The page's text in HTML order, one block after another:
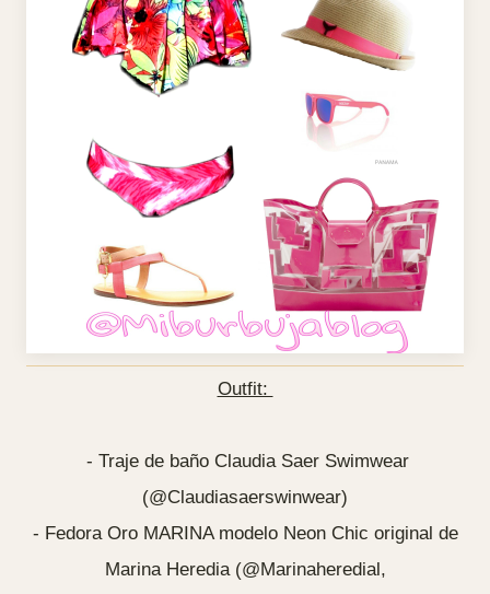
Outfit:
- Traje de baño Claudia Saer Swimwear
(@Claudiasaerswinwear)
- Fedora Oro MARINA modelo Neon Chic original de
Marina Heredia (@Marinaheredial,